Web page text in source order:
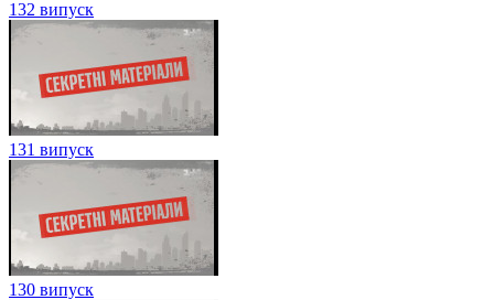
132 випуск
131 випуск
130 випуск